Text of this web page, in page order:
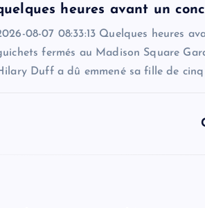
heures avant un
08-07 08:33:13 Quelques heures
fermés au Madison Square
Duff a dû emmené sa fille de cinq